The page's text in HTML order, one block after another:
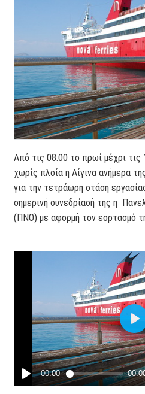
Από τις 08.00 το πρωί μέχρι τις
χωρίς πλοία η Αίγινα ανήμερα
για την τετράωρη στάση
σημερινή συνεδρίασή της η
(ΠΝΟ) με αφορμή τον εορτασμό